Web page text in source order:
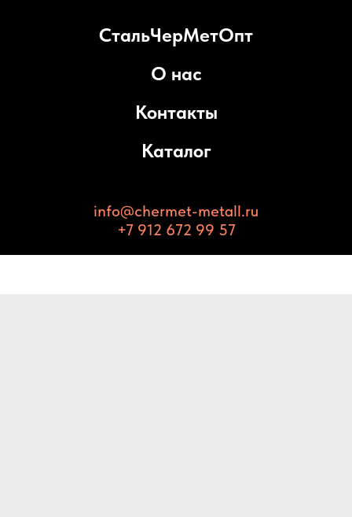
СтальЧерМетОпт
О нас
Контакты
Каталог
info@chermet-metall.ru
+7 912 672 99 57